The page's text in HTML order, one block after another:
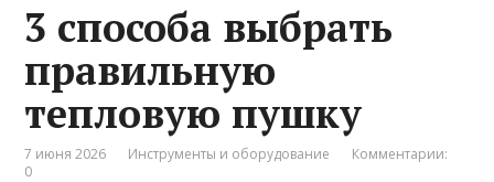
3 способа выбрать
правильную
тепловую пушку
7 июня 2026 Инструменты и оборудование
Комментарии:
0